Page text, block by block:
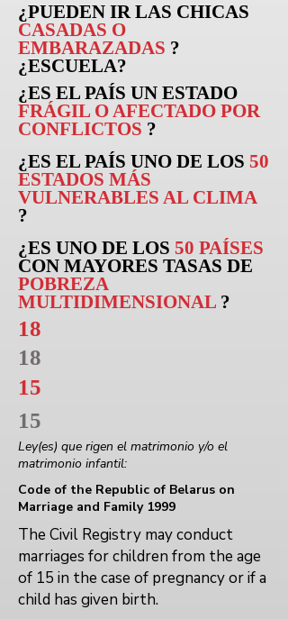
¿PUEDEN IRLAS CHICAS
CASADAS O
EMBARAZADAS ?
¿ESCUELA?
¿ES EL PAÍS UN ESTADO
FRÁGIL O AFECTADO POR
CONFLICTOS ?
¿ES EL PAÍS UNO DE LOS 50
ESTADOS MÁS
VULNERABLES AL CLIMA
?
¿ES UNO DE LOS 50 PAÍSES
CON MAYORES TASAS DE
POBREZA
MULTIDIMENSIONAL ?
18
18
15
15
Ley(es) que rigen el matrimonio y/o el
matrimonio infantil:
Code of the Republic of Belarus on
Marriage and Family 1999
The Civil Registry may conduct
marriages for children from the age
of 15 in the case of pregnancy or if a
child has given birth.